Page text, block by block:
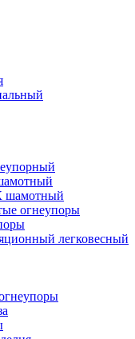
шамотный
огнеупоры
легковесный